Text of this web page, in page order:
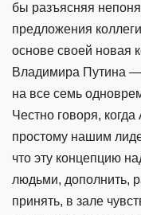
бы разъясняя
предложения
основе своей новая
Владимира Путина
на все семь
Честно говоря,
простому нашим
что эту концепцию
людьми, дополнить,
принять, в зале